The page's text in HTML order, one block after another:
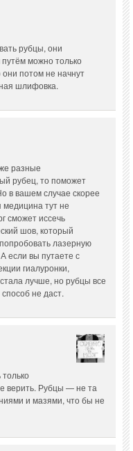
рубцы, они
можно только
потом не начнут
шлифовка.
разные
рубец, то поможет
в вашем случае скорее
тут не
сможет иссечь
шов, который
лазерную
если вы путаете с
гиалуронки,
лучше, но рубцы все
не даст.
верить. Рубцы — не та
и мазями, что бы не